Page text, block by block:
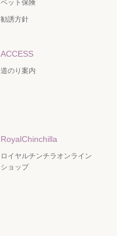
ペット保険
勧誘方針
ACCESS
道のり案内
RoyalChinchilla
ロイヤルチンチラオンライン
ショップ